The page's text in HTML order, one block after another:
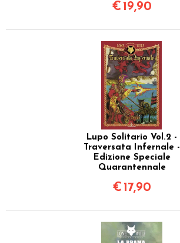
€ 19,90
Lupo Solitario Vol.2 -
Traversata Infernale -
Edizione Speciale
Quarantennale
€ 17,90